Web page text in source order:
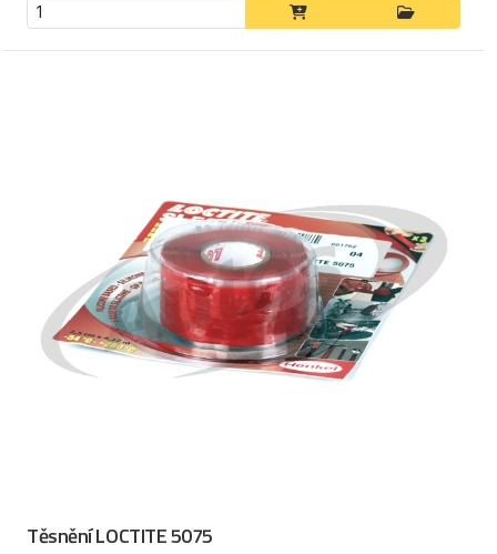
Těsnění LOCTITE 5075